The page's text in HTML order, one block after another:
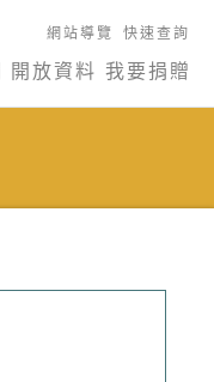
網站導覽 快速查詢
開放資料 我要捐贈